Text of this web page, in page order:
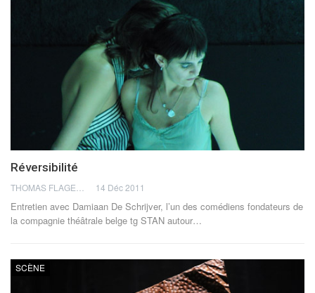
Réversibilité
14 Déc 2011
Entretien avec Damiaan De Schrijver, l’un des comédiens fondateurs de
la compagnie théâtrale belge tg STAN autour…
SCÈNE